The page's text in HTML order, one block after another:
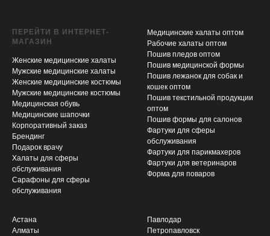
ПЕРЕЙТИ В ИНТЕРНЕТ-
МАГАЗИН
Женские медицинские халаты
Мужские медицинские халаты
Женские медицинские костюмы
Мужские медицинские костюмы
Медицинская обувь
Медицинские шапочки
Корпоративный заказ
Брендинг
Подарок врачу
Халаты для сферы
обслуживания
Сарафоны для сферы
обслуживания
Медицинские халаты оптом
Рабочие халаты оптом
Пошив пледов оптом
Пошив медицинской формы
Пошив лежанок для собак и
кошек оптом
Пошив текстильной продукции
оптом
Пошив формы для салонов
Фартуки для сферы
обслуживания
Фартуки для парикмахеров
Фартуки для ветеринаров
Форма для поваров
Астана
Алматы
Павлодар
Петропавловск